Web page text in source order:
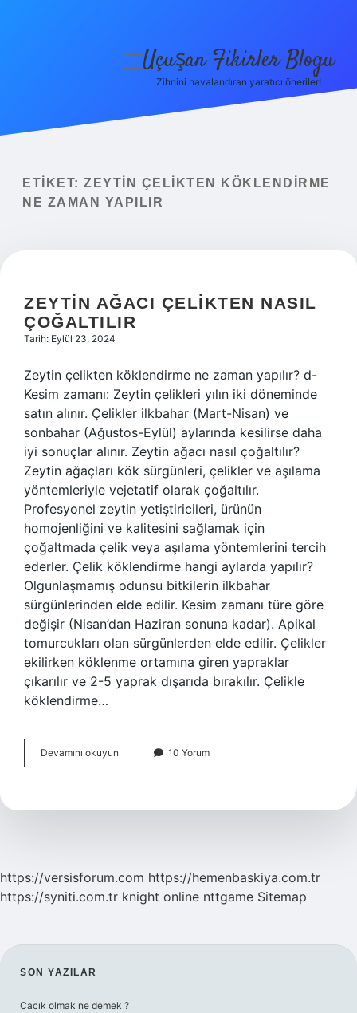
Yasal Uyarı
menüyü
Uçuşan Fikirler Blogu
Zihnini havalandıran yaratıcı öneriler!
ETIKET: ZEYTIN ÇELIKTEN KÖKLENDIRME
NE ZAMAN YAPILIR
ZEYTIN AĞACI ÇELIKTEN NASIL
ÇOĞALTILIR
Tarih: Eylül 23, 2024
Zeytin çelikten köklendirme ne zaman yapılır? d-
Kesim zamanı: Zeytin çelikleri yılın iki döneminde
satın alınır. Çelikler ilkbahar (Mart-Nisan) ve
sonbahar (Ağustos-Eylül) aylarında kesilirse daha
iyi sonuçlar alınır. Zeytin ağacı nasıl çoğaltılır?
Zeytin ağaçları kök sürgünleri, çelikler ve aşılama
yöntemleriyle vejetatif olarak çoğaltılır.
Profesyonel zeytin yetiştiricileri, ürünün
homojenliğini ve kalitesini sağlamak için
çoğaltmada çelik veya aşılama yöntemlerini tercih
ederler. Çelik köklendirme hangi aylarda yapılır?
Olgunlaşmamış odunsu bitkilerin ilkbahar
sürgünlerinden elde edilir. Kesim zamanı türe göre
değişir (Nisan’dan Haziran sonuna kadar). Apikal
tomurcukları olan sürgünlerden elde edilir. Çelikler
ekilirken köklenme ortamına giren yapraklar
çıkarılır ve 2-5 yaprak dışarıda bırakılır. Çelikle
köklendirme…
Devamını okuyun
Ağacı
Çoğaltılır
10 Yorum
https://versisforum.com https://hemenbaskiya.com.tr
https://syniti.com.tr knight online nttgame Sitemap
SIDEBAR
SON YAZILAR
Cacık olmak ne demek ?